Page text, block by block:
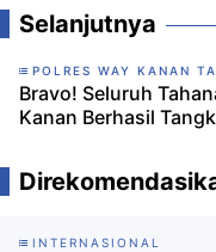
Selanjutnya
POLRES WAY KANAN
Bravo! Seluruh
Kanan Berhasil
INTERNASIONAL